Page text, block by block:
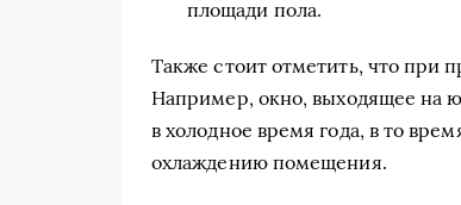
площади пола.
Также стоит отметить, что при
Например, окно, выходящее на
в холодное время года, в то
охлаждению помещения.